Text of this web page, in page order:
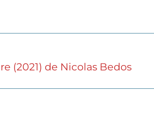
(2021) de Nicolas Bedos